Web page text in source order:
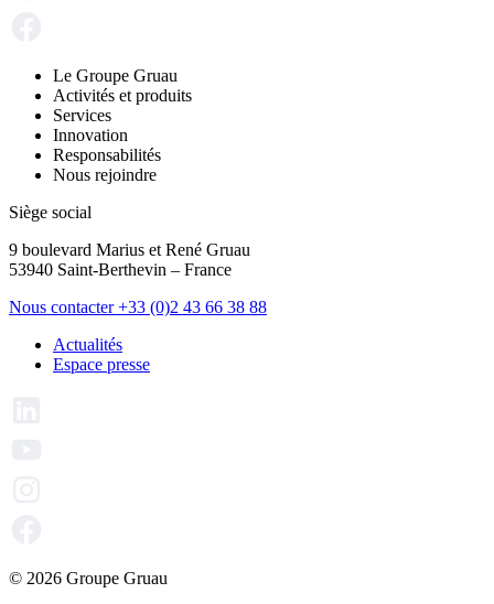
Le Groupe Gruau
Activités et produits
Services
Innovation
Responsabilités
Nous rejoindre
Siège social
9 boulevard Marius et René Gruau
53940 Saint-Berthevin – France
Nous contacter +33 (0)2 43 66 38 88
Actualités
Espace presse
© 2026 Groupe Gruau